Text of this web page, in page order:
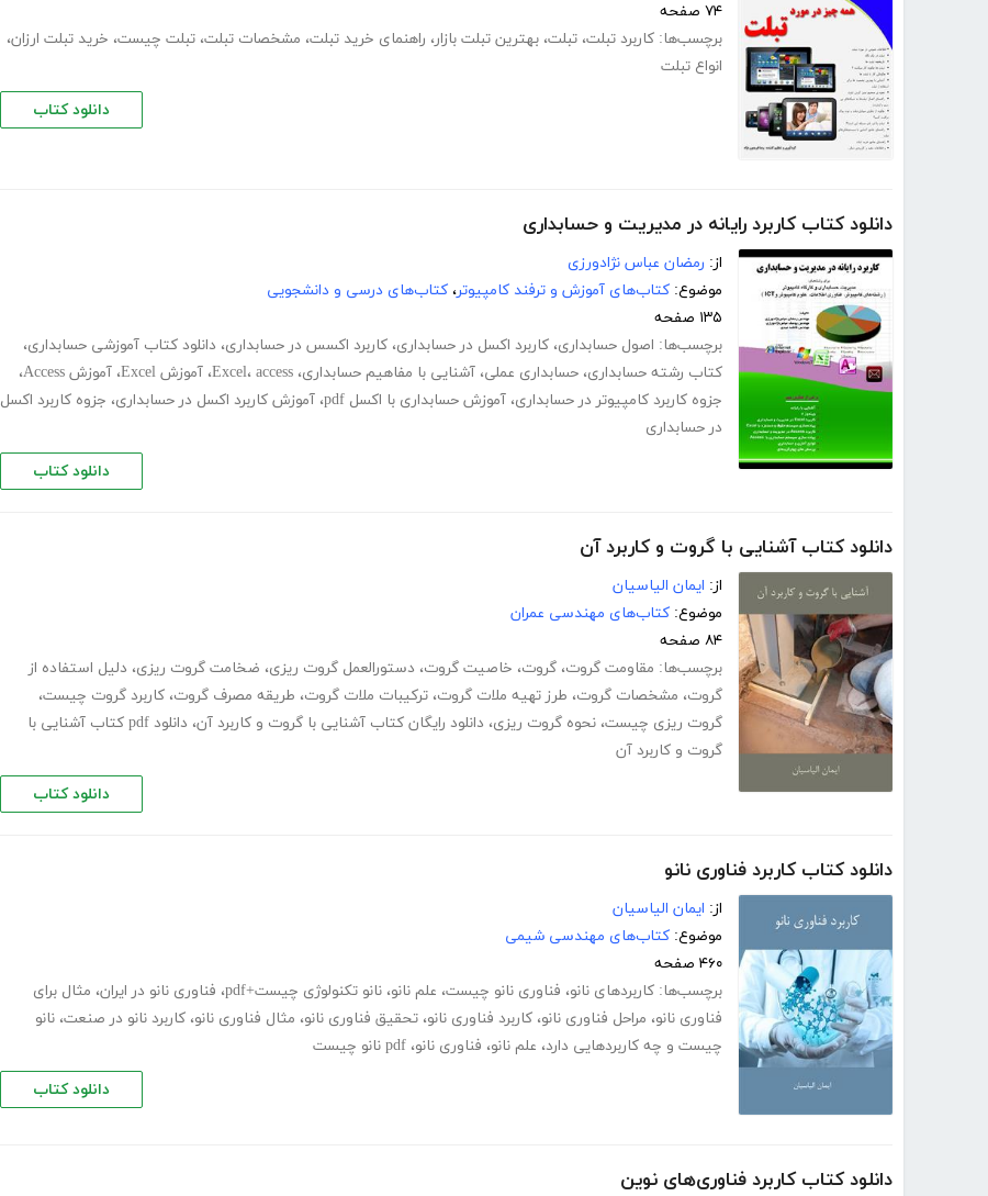
۷۴ صفحه
برچسب‌ها: کاربرد تبلت، تبلت، بهترین تبلت بازار، راهنمای خرید تبلت، مشخصات تبلت، تبلت چیست، خرید تبلت ارزان،
انواع تبلت
دانلود کتاب
دانلود کتاب کاربرد رایانه در مدیریت و حسابداری
از: رمضان عباس نژادورزی
موضوع: کتاب‌های آموزش و ترفند کامپیوتر، کتاب‌های درسی و دانشجویی
۱۳۵ صفحه
برچسب‌ها: اصول حسابداری، کاربرد اکسل در حسابداری، کاربرد اکسس در حسابداری، دانلود کتاب آموزشی حسابداری،
کتاب رشته حسابداری، حسابداری عملی، آشنایی با مفاهیم حسابداری، Excel، access ، آموزش Excel ، آموزش Access
،
جزوه کاربرد کامپیوتر در حسابداری، آموزش حسابداری با اکسل pdf ، آموزش کاربرد اکسل در حسابداری، جزوه کاربرد اکسل
در حسابداری
دانلود کتاب
دانلود کتاب آشنایی با گروت و کاربرد آن
از: ایمان الیاسیان
موضوع: کتاب‌های مهندسی عمران
۸۴ صفحه
برچسب‌ها: مقاومت گروت، گروت، خاصیت گروت، دستورالعمل گروت ریزی، ضخامت گروت ریزی، دلیل استفاده از
گروت، مشخصات گروت، طرز تهیه ملات گروت، ترکیبات ملات گروت، طریقه مصرف گروت، کاربرد گروت چیست،
گروت ریزی چیست، نحوه گروت ریزی، دانلود رایگان کتاب آشنایی با گروت و کاربرد آن،
دانلود pdf کتاب آشنایی با
گروت و کاربرد آن
دانلود کتاب
دانلود کتاب کاربرد فناوری نانو
از: ایمان الیاسیان
موضوع: کتاب‌های مهندسی شیمی
۴۶۰ صفحه
برچسب‌ها: کاربردهای نانو، فناوری نانو چیست، علم نانو، نانو تکنولوژی چیست+pdf ، فناوری نانو در ایران، مثال برای
فناوری نانو، مراحل فناوری نانو، کاربرد فناوری نانو، تحقیق فناوری نانو، مثال فناوری نانو، کاربرد نانو در صنعت، نانو
چیست و چه کاربردهایی دارد، علم نانو، فناوری نانو، pdf نانو چیست
دانلود کتاب
دانلود کتاب کاربرد فناوری‌های نوین